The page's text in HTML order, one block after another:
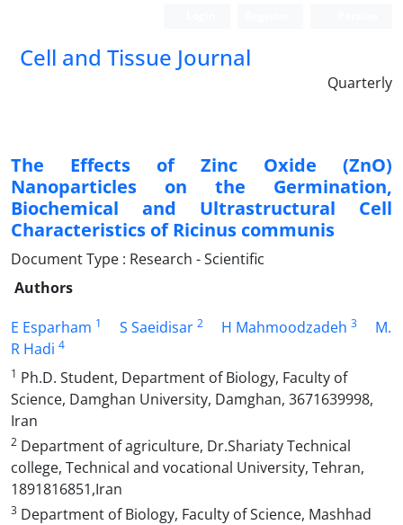
Cell and Tissue Journal
Quarterly
The Effects of Zinc Oxide (ZnO)
Nanoparticles on the Germination,
Biochemical and Ultrastructural Cell
Characteristics of Ricinus communis
Document Type : Research - Scientific
Authors
E Esparham 1 S Saeidisar 2 H Mahmoodzadeh 3
M.
R Hadi 4
1 Ph.D. Student, Department of Biology, Faculty of
Science, Damghan University, Damghan, 3671639998,
Iran
2 Department of agriculture, Dr.Shariaty Technical
college, Technical and vocational University, Tehran,
1891816851,Iran
3 Department of Biology, Faculty of Science, Mashhad